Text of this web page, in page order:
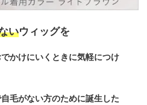
いウィッグを
かけにいくときに気軽につけ
毛がない方のために誕生した